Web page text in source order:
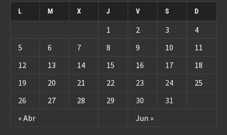
L M X J V S D
« Abr Jun »
1 2 3
4
5
6 7 8 9 10
11
12
13 14 15 16 17
18
19
20 21 22 23 24
25
26
27 28 29 30 31